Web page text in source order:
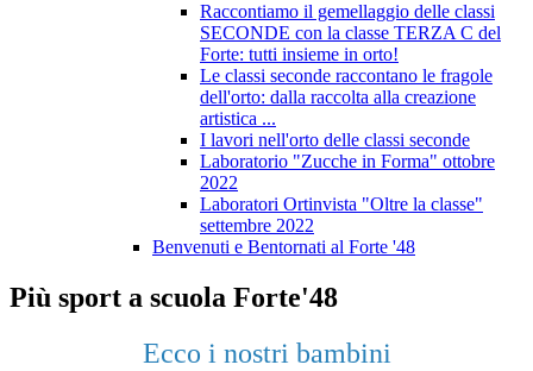
Raccontiamo il gemellaggio delle classi
SECONDE con la classe TERZA C del
Forte: tutti insieme in orto!
Le classi seconde raccontano le fragole
dell'orto: dalla raccolta alla creazione
artistica ...
I lavori nell'orto delle classi seconde
Laboratorio "Zucche in Forma" ottobre
2022
Laboratori Ortinvista "Oltre la classe"
settembre 2022
Benvenuti e Bentornati al Forte '48
Più sport a scuola Forte'48
Ecco i nostri bambini